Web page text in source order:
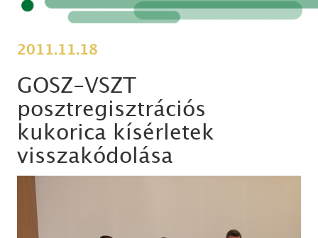
2011.11.18
GOSZ-VSZT
posztregisztrációs
kukorica kísérletek
visszakódolása